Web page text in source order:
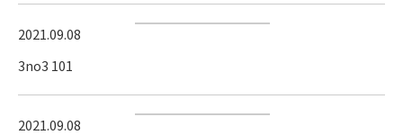
2021.09.08
3no3 101
2021.09.08